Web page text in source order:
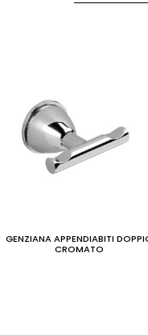
GENZIANA APPENDIABITI
CROMATO